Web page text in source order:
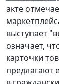
акте
выступает
означает,
карточки
предлагают